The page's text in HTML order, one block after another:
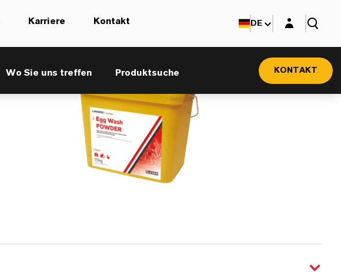
Karriere Kontakt
Wo Sie uns treffen Produktsuche KONTAKT
DE Login-Maske